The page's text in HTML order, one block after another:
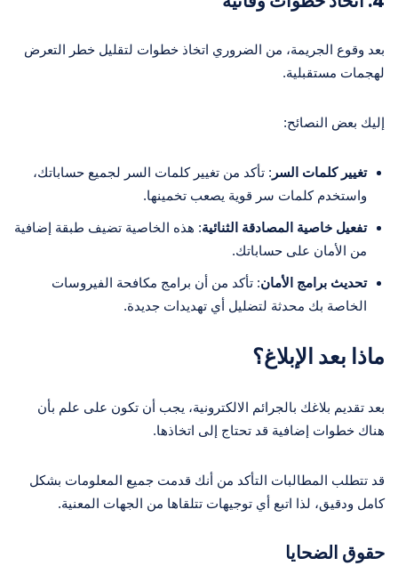
بعد وقوع الجريمة، من الضروري اتخاذ خطوات لتقليل خطر التعرض
لهجمات مستقبلية.
إليك بعض النصائح:
تغيير كلمات السر : تأكد من تغيير كلمات السر لجميع حساباتك،
واستخدم كلمات سر قوية يصعب تخمينها.
تفعيل خاصية المصادقة الثنائية: هذه الخاصية تضيف طبقة إضافية
من الأمان على حساباتك.
تحديث برامج الأمان: تأكد من أن برامج مكافحة الفيروسات
الخاصة بك محدثة لتضليل أي تهديدات جديدة.
ماذا بعد الإبلاغ؟
بعد تقديم بلاغك بالجرائم الالكترونية، يجب أن تكون على علم بأن
هناك خطوات إضافية قد تحتاج إلى اتخاذها.
قد تتطلب المطالبات التأكد من أنك قدمت جميع المعلومات بشكل
كامل ودقيق، لذا اتبع أي توجيهات تتلقاها من الجهات المعنية.
حقوق الضحايا